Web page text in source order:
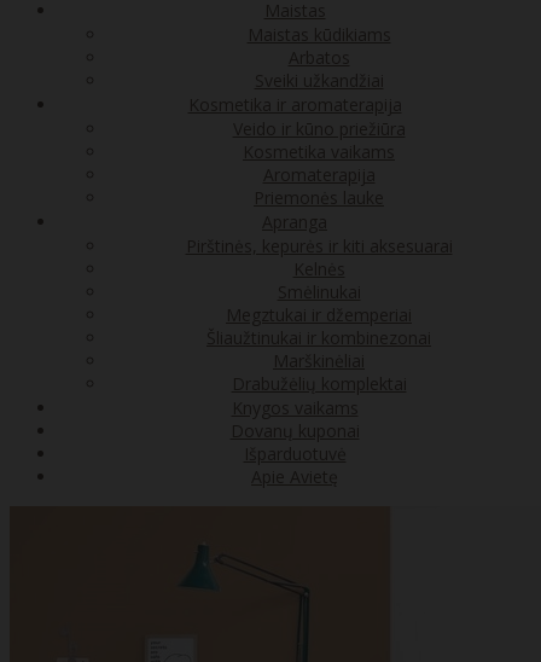
Maistas
Maistas kūdikiams
Arbatos
Sveiki užkandžiai
Kosmetika ir aromaterapija
Veido ir kūno priežiūra
Kosmetika vaikams
Aromaterapija
Priemonės lauke
Apranga
Pirštinės, kepurės ir kiti aksesuarai
Kelnės
Smėlinukai
Megztukai ir džemperiai
Šliaužtinukai ir kombinezonai
Marškinėliai
Drabužėlių komplektai
Knygos vaikams
Dovanų kuponai
Išparduotuvė
Apie Avietę